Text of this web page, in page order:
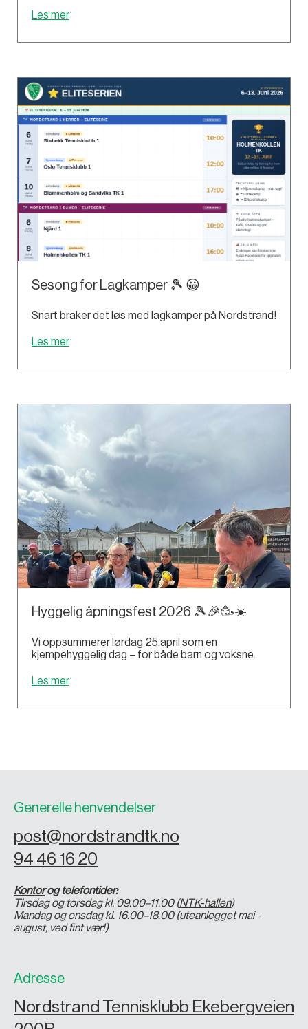
Les mer
Sesong for Lagkamper 🎾 😀
Snart braker det løs med lagkamper på Nordstrand!
Les mer
Hyggelig åpningsfest 2026 🎾🎉🥳☀️
Vi oppsummerer lørdag 25.april som en
kjempehyggelig dag – for både barn og voksne.
Les mer
Generelle henvendelser
post@nordstrandtk.no
94 46 16 20
Kontorog telefontider:
Tirsdag og torsdag kl. 09.00–11.00 (NTK-hallen)
Mandag og onsdag kl. 16.00–18.00 (uteanleggetmai -
august, ved fint vær!)
Adresse
Nordstrand Tennisklubb Ekebergveien